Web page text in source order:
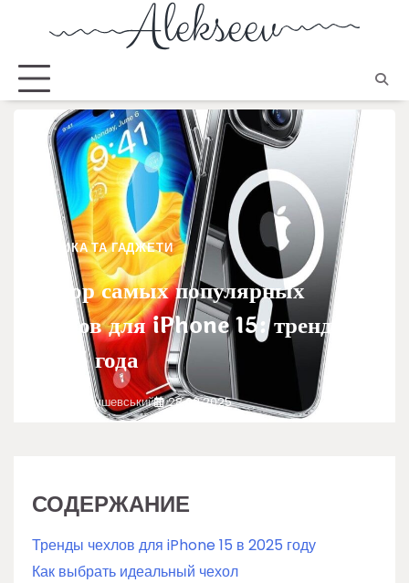
ТЕХНІКА ТА ГАДЖЕТИ
Обзор самых популярных
чехлов для iPhone 15: тренды
2025 года
Марко Грушевський 28.02.2025
СОДЕРЖАНИЕ
Тренды чехлов для iPhone 15 в 2025 году
Как выбрать идеальный чехол